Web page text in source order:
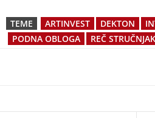
TEME ARTINVEST DEKTON
PODNA OBLOGA
REČ